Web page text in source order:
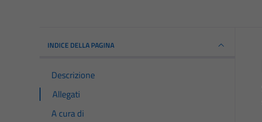
INDICE DELLA PAGINA
Descrizione
Allegati
A cura di